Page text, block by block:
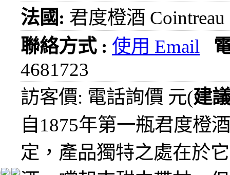
法國: 君度橙酒 Cointreau
聯絡方式 : 使用 Email
4681723
訪客價: 電話詢價 元(建
自1875年第一瓶君度橙
定，產品獨特之處在於